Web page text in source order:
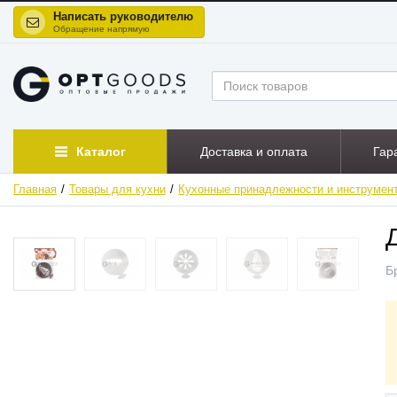
Написать руководителю
Обращение напрямую
Каталог Доставка и оплата
Главная Товары для кухни Кухонные принадлежности и